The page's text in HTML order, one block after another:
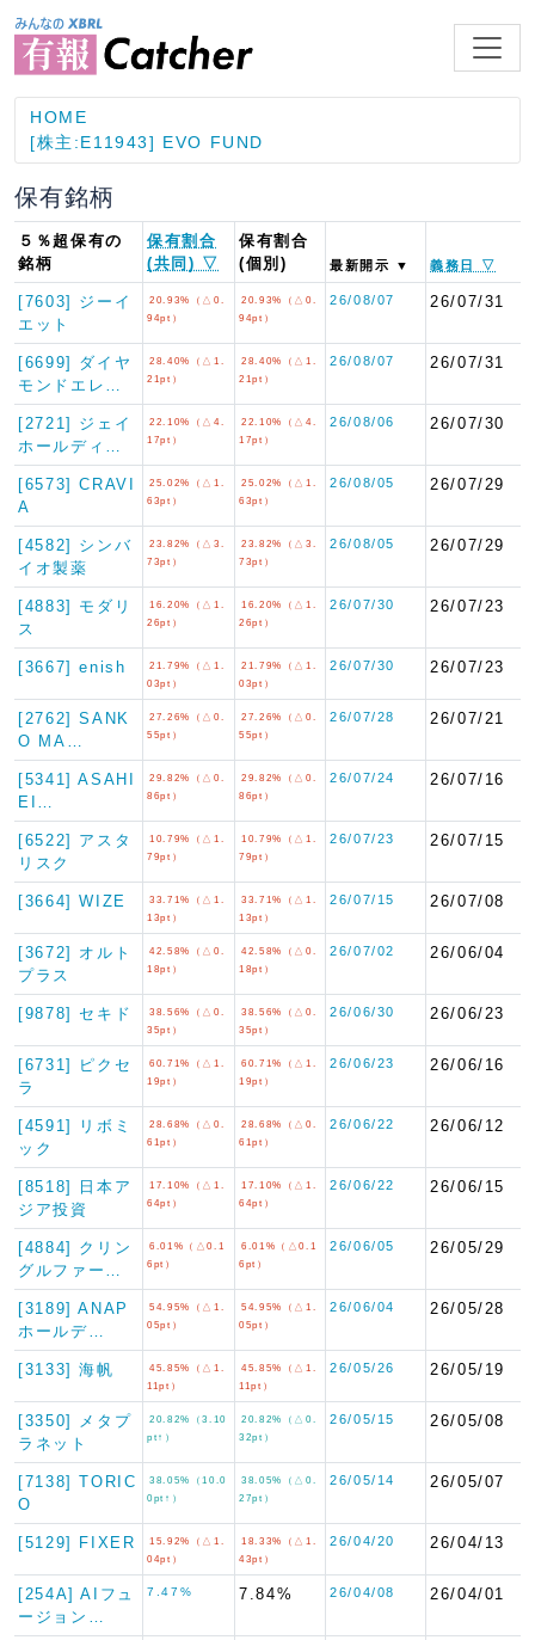
HOME
[株主:E11943] EVO FUND
保有銘柄
５％超保有の
銘柄
保有割合
(共同) ▽
保有割合
(個別)
最新開示 ▼ 義務日 ▽
[7603] ジーイ
エット
20.93%（△0.
94pt）
20.93%（△0.
94pt）
26/08/07 26/07/31
[6699] ダイヤ
モンドエレ…
28.40%（△1.
21pt）
28.40%（△1.
21pt）
26/08/07 26/07/31
[2721] ジェイ
ホールディ…
22.10%（△4.
17pt）
22.10%（△4.
17pt）
26/08/06 26/07/30
[6573] CRAVI
A
25.02%（△1.
63pt）
25.02%（△1.
63pt）
26/08/05 26/07/29
[4582] シンバ
イオ製薬
23.82%（△3.
73pt）
23.82%（△3.
73pt）
26/08/05 26/07/29
[4883] モダリ
ス
16.20%（△1.
26pt）
16.20%（△1.
26pt）
26/07/30 26/07/23
[3667] enish
21.79%（△1.
03pt）
21.79%（△1.
03pt）
26/07/30 26/07/23
[2762] SANK
O MA…
27.26%（△0.
55pt）
27.26%（△0.
55pt）
26/07/28 26/07/21
[5341] ASAHI
EI…
29.82%（△0.
86pt）
29.82%（△0.
86pt）
26/07/24 26/07/16
[6522] アスタ
リスク
10.79%（△1.
79pt）
10.79%（△1.
79pt）
26/07/23 26/07/15
[3664] WIZE
33.71%（△1.
13pt）
33.71%（△1.
13pt）
26/07/15 26/07/08
[3672] オルト
プラス
42.58%（△0.
18pt）
42.58%（△0.
18pt）
26/07/02 26/06/04
[9878] セキド
38.56%（△0.
35pt）
38.56%（△0.
35pt）
26/06/30 26/06/23
[6731] ピクセ
ラ
60.71%（△1.
19pt）
60.71%（△1.
19pt）
26/06/23 26/06/16
[4591] リボミ
ック
28.68%（△0.
61pt）
28.68%（△0.
61pt）
26/06/22 26/06/12
[8518] 日本ア
ジア投資
17.10%（△1.
64pt）
17.10%（△1.
64pt）
26/06/22 26/06/15
[4884] クリン
グルファー…
6.01%（△0.1
6pt）
6.01%（△0.1
6pt）
26/06/05 26/05/29
[3189] ANAP
ホールデ…
54.95%（△1.
05pt）
54.95%（△1.
05pt）
26/06/04 26/05/28
[3133] 海帆
45.85%（△1.
11pt）
45.85%（△1.
11pt）
26/05/26 26/05/19
[3350] メタプ
ラネット
20.82%（3.10
pt↑）
20.82%（△0.
32pt）
26/05/15 26/05/08
[7138] TORIC
O
38.05%（10.0
0pt↑）
38.05%（△0.
27pt）
26/05/14 26/05/07
[5129] FIXER
15.92%（△1.
04pt）
18.33%（△1.
43pt）
26/04/20 26/04/13
[254A] AIフュ
ージョン…
7.47% 7.84% 26/04/08 26/04/01